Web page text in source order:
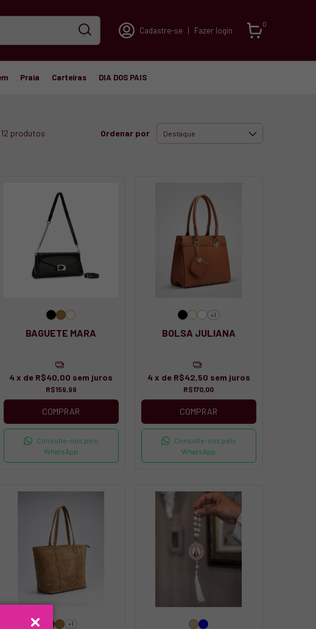
Cadastre-se | Fazer login
0
Praia Carteiras DIA DOS PAIS
produtos Ordenar por
BAGUETE MARA
R$159,99
4 x de R$40,00 sem juros
COMPRAR
Consulte-nos pelo
WhatsApp
+1
BOLSA JULIANA
R$170,00
4 x de R$42,50 sem juros
COMPRAR
Consulte-nos pelo
WhatsApp
+1